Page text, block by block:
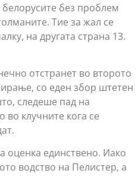
без проблем
Тие за жал се
на другата страна 13.
отстранет во второто
со еден збор штетен
следеше пад на
клучните кога се
оценка единствено. Иако
водство на Пелистер, а